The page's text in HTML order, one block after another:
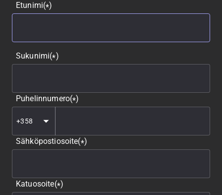
Etunimi(*)
Sukunimi(*)
Puhelinnumero(*)
Sähköpostiosoite(*)
Katuosoite(*)